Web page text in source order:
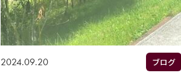
2024.09.20 ブログ